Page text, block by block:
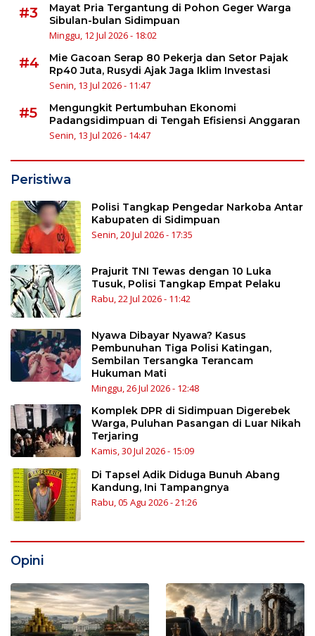
#3
Mayat Pria Tergantung di Pohon Geger Warga
Sibulan-bulan Sidimpuan
Minggu, 12 Jul 2026 - 18:02
#4
Mie Gacoan Serap 80 Pekerja dan Setor Pajak
Rp40 Juta, Rusydi Ajak Jaga Iklim Investasi
Senin, 13 Jul 2026 - 11:47
#5
Mengungkit Pertumbuhan Ekonomi
Padangsidimpuan di Tengah Efisiensi Anggaran
Senin, 13 Jul 2026 - 14:47
Peristiwa
Polisi Tangkap Pengedar Narkoba Antar
Kabupaten di Sidimpuan
Senin, 20 Jul 2026 - 17:35
Prajurit TNI Tewas dengan 10 Luka
Tusuk, Polisi Tangkap Empat Pelaku
Rabu, 22 Jul 2026 - 11:42
Nyawa Dibayar Nyawa? Kasus
Pembunuhan Tiga Polisi Katingan,
Sembilan Tersangka Terancam
Hukuman Mati
Minggu, 26 Jul 2026 - 12:48
Komplek DPR di Sidimpuan Digerebek
Warga, Puluhan Pasangan di Luar Nikah
Terjaring
Kamis, 30 Jul 2026 - 15:09
Di Tapsel Adik Diduga Bunuh Abang
Kandung, Ini Tampangnya
Rabu, 05 Agu 2026 - 21:26
Opini